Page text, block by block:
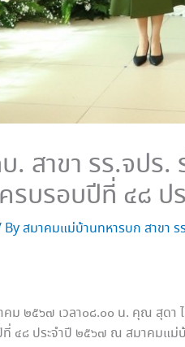
. สาขา รร.จป
รบรอบปีที่ ๔๘ ป
Byสมาคมแม่บ้านทหารบก สาขา ร
ม ๒๕๖๗ เวลา๐๘.๐๐ น. คุณ สุดา
๔๘ ประจำปี ๒๕๖๗ ณ สมาคมแม่